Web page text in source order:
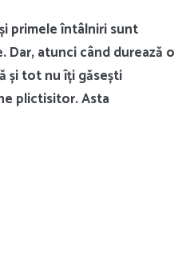
primele întâlniri sunt
atunci când durează o
și tot nu îți găsești
plictisitor. Asta